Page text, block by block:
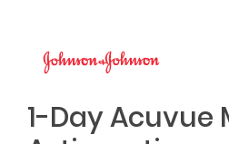
1-Day Acuvue